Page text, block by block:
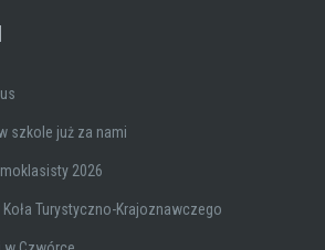
szkole już za nami
2026
Turystyczno-Krajoznawczego